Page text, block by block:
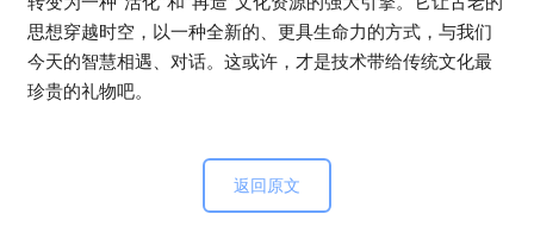
思想穿越时空，以一种全新的、更具生命力的方式，与我们
今天的智慧相遇、对话。这或许，才是技术带给传统文化最
珍贵的礼物吧。
返回原文